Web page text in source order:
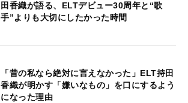
田香織が語る、ELTデビュー30周年と“歌
手”よりも大切にしたかった時間
「昔の私なら絶対に言えなかった」ELT持田
香織が明かす「嫌いなもの」を口にするよう
になった理由